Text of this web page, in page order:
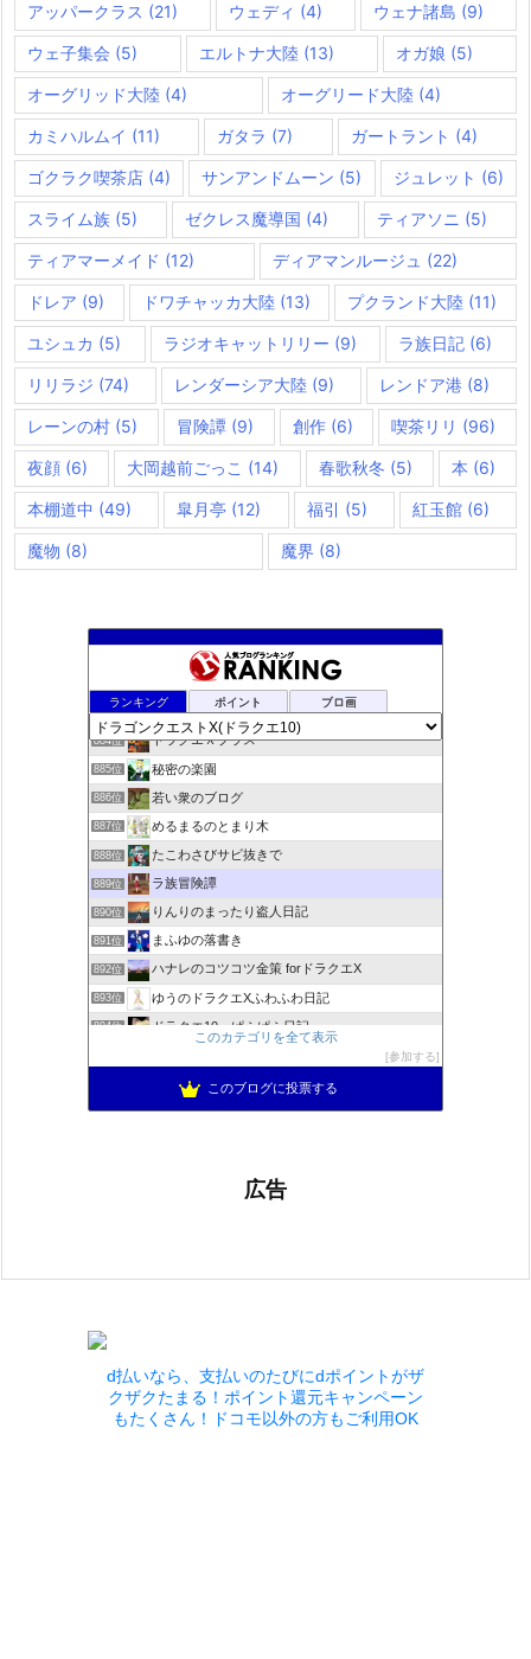
アッパークラス (21) ウェディ (4) ウェナ諸島 (9)
ウェ子集会 (5) エルトナ大陸 (13) オガ娘 (5)
オーグリッド大陸 (4) オーグリード大陸 (4)
カミハルムイ (11) ガタラ (7) ガートラント (4)
ゴクラク喫茶店 (4) サンアンドムーン (5) ジュレット (6)
スライム族 (5) ゼクレス魔導国 (4) ティアソニ (5)
ティアマーメイド (12) ディアマンルージュ (22)
ドレア (9) ドワチャッカ大陸(13) プクランド大陸 (11)
ユシュカ (5) ラジオキャットリリー (9) ラ族日記 (6)
リリラジ (74) レンダーシア大陸 (9) レンドア港 (8)
レーンの村 (5) 冒険譚(9) 創作(6) 喫茶リリ (96)
夜顔 (6) 大岡越前ごっこ (14) 春歌秋冬 (5) 本 (6)
本棚道中 (49) 皐月亭 (12) 福引 (5) 紅玉館(6)
魔物 (8) 魔界 (8)
ランキング ポイント ブロ画
夢路電信草紙
883位 ドラクエ10ぱふぱふの向こう側
884位 ドラクエＸプラス
885位 秘密の楽園
886位 若い衆のブログ
887位 めるまるのとまり木
888位 たこわさびサビ抜きで
889位 ラ族冒険譚
890位 りんりのまったり盗人日記
891位 まふゆの落書き
892位 ハナレのコツコツ金策 forドラクエX
893位 ゆうのドラクエXふわふわ日記
894位 ドラクエ10 ぱふぱふ日記
もきゅブロ
このカテゴリを全て表示
参加する
このブログに投票する
広告
d払いなら、支払いのたびにdポイントがザ
クザクたまる！ポイント還元キャンペーン
もたくさん！ドコモ以外の方もご利用OK